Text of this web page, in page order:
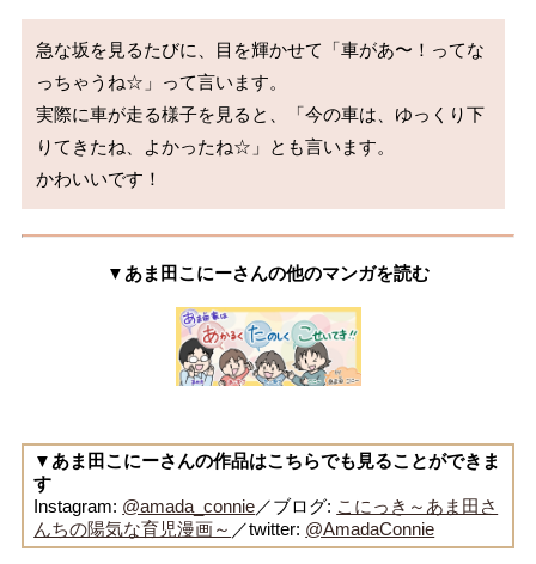
急な坂を見るたびに、目を輝かせて「車があ〜！ってな
っちゃうね☆」って言います。
実際に車が走る様子を見ると、「今の車は、ゆっくり下
りてきたね、よかったね☆」とも言います。
かわいいです！
▼あま田こにーさんの他のマンガを読む
▼あま田こにーさんの作品はこちらでも見ることができま
す
Instagram: @amada_connie／ブログ: こにっき～あま田さ
んちの陽気な育児漫画～ ／twitter: @AmadaConnie